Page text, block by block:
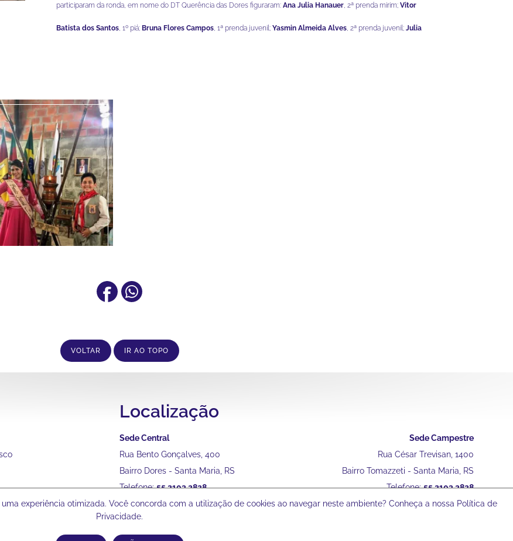
participaram da ronda, em nome do DT Querência das Dores figuraram:Ana Julia Hanauer , 2ª prenda mirim;Vitor
Batista dos Santos , 1º piá;Bruna Flores Campos , 1ª prenda juvenil;Yasmin Almeida Alves , 2ª prenda juvenil;Julia
VOLTAR IR AO TOPO
Localização
Sede Central
Rua Bento Gonçalves, 400
Bairro Dores - Santa Maria, RS
Telefone:55 2103 2828
Sede Campestre
Rua César Trevisan, 1400
Bairro Tomazzeti - Santa Maria, RS
Telefone:55 2103 2828
experiência otimizada. Você concorda com a utilização de cookies ao navegar neste ambiente? Conheça a nossa Política de
Privacidade.